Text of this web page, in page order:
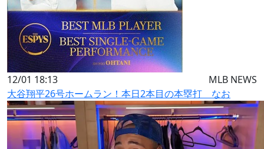
12/01 18:13
MLB NEWS
大谷翔平26号ホームラン！本日2本目の本塁打 なお